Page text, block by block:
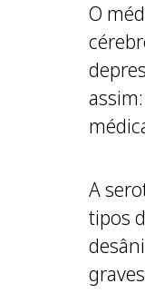
O
A
tipos